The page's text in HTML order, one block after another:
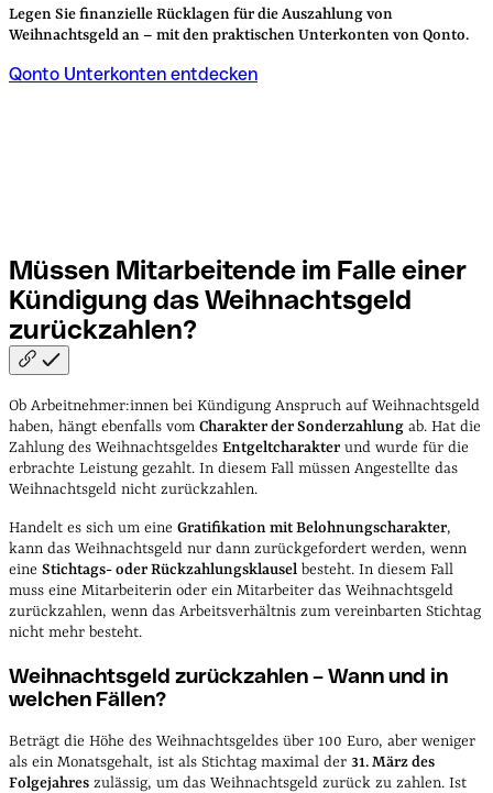
Legen Sie finanzielle Rücklagen für die Auszahlung von
Weihnachtsgeld an – mit den praktischen Unterkonten von Qonto.
Qonto Unterkonten entdecken
Müssen Mitarbeitende im Falle einer
Kündigung das Weihnachtsgeld
zurückzahlen?
Ob Arbeitnehmer:innen bei Kündigung Anspruch auf Weihnachtsgeld
haben, hängt ebenfalls vom Charakter der Sonderzahlung ab. Hat die
Zahlung des Weihnachtsgeldes Entgeltcharakter und wurde für die
erbrachte Leistung gezahlt. In diesem Fall müssen Angestellte das
Weihnachtsgeld nicht zurückzahlen.
Handelt es sich um eine Gratifikation mit Belohnungscharakter,
kann das Weihnachtsgeld nur dann zurückgefordert werden, wenn
eine Stichtags- oder Rückzahlungsklausel besteht. In diesem Fall
muss eine Mitarbeiterin oder ein Mitarbeiter das Weihnachtsgeld
zurückzahlen, wenn das Arbeitsverhältnis zum vereinbarten Stichtag
nicht mehr besteht.
Weihnachtsgeld zurückzahlen – Wann und in
welchen Fällen?
Beträgt die Höhe des Weihnachtsgeldes über 100 Euro, aber weniger
als ein Monatsgehalt, ist als Stichtag maximal der 31. März des
Folgejahres zulässig, um das Weihnachtsgeld zurück zu zahlen. Ist